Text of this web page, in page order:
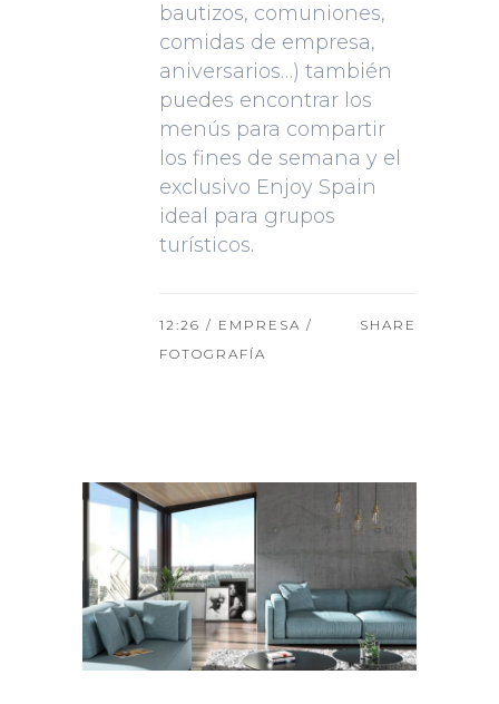
bautizos, comuniones,
comidas de empresa,
aniversarios…) también
puedes encontrar los
menús para compartir
los fines de semana y el
exclusivo Enjoy Spain
ideal para grupos
turísticos.
12:26 / EMPRESA /
FOTOGRAFÍA
SHARE